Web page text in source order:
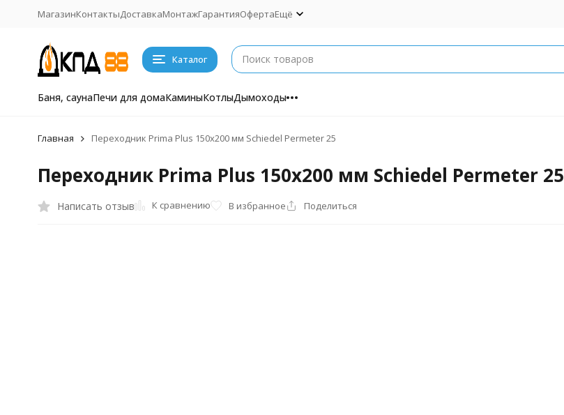
МагазинКонтактыДоставкаМонтажГарантияОфертаЕщё
Каталог
Баня, саунаПечи для домаКаминыКотлыДымоходы
Главная Переходник Prima Plus 150х200 мм Schiedel Permeter 25
Переходник Prima Plus 150х200 мм Schiedel Permeter 25
Написать отзыв К сравнению В избранное Поделиться